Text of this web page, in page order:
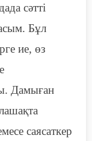
сәтті
Бұл
ие, өз
Дамыған
саясаткер